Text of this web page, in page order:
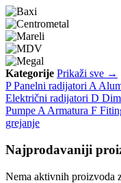
Kategorije Prikaži sve →
P Panelni radijatori A
Električni radijatori D
Pumpe A Armatura F
grejanje
Najprodavaniji
Nema aktivnih proizvoda